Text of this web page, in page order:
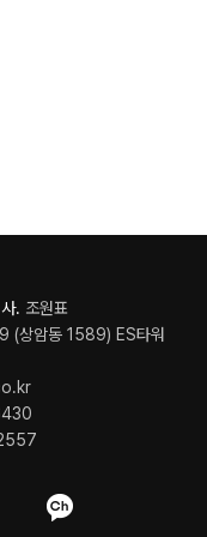
. 조원표
(상암동 1589) ES타워